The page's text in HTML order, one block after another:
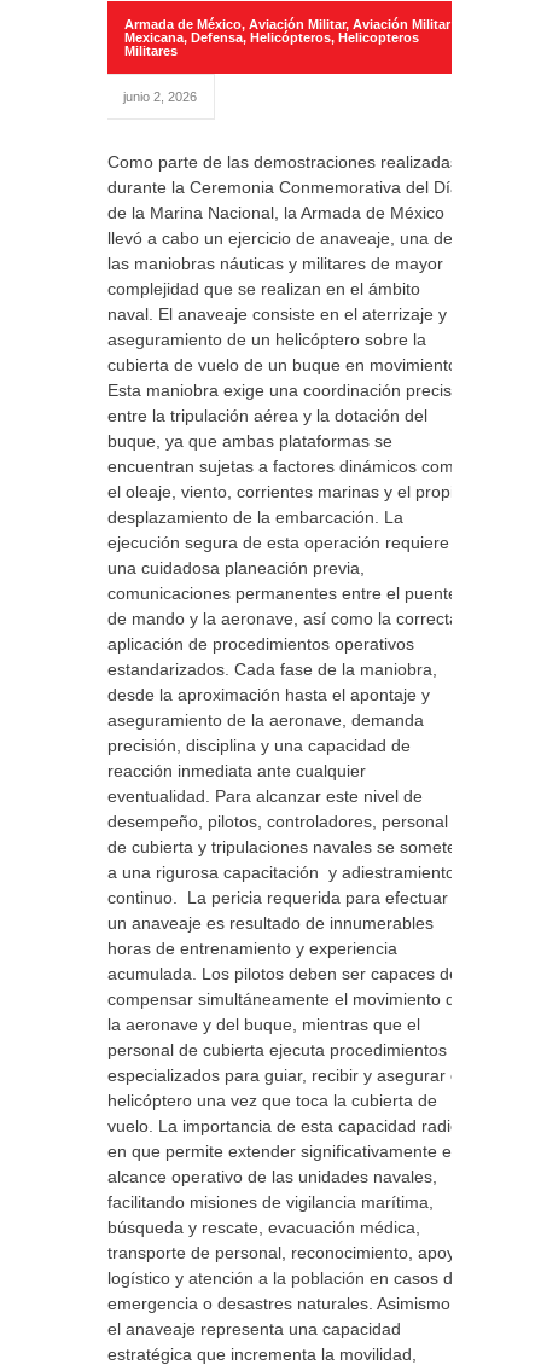
Armada de México, Aviación Militar, Aviación Militar
Mexicana, Defensa, Helicópteros, Helicopteros
Militares
junio 2, 2026
Como parte de las demostraciones realizadas
durante la Ceremonia Conmemorativa del Día
de la Marina Nacional, la Armada de México
llevó a cabo un ejercicio de anaveaje, una de
las maniobras náuticas y militares de mayor
complejidad que se realizan en el ámbito
naval. El anaveaje consiste en el aterrizaje y
aseguramiento de un helicóptero sobre la
cubierta de vuelo de un buque en movimiento.
Esta maniobra exige una coordinación precisa
entre la tripulación aérea y la dotación del
buque, ya que ambas plataformas se
encuentran sujetas a factores dinámicos como
el oleaje, viento, corrientes marinas y el propio
desplazamiento de la embarcación. La
ejecución segura de esta operación requiere
una cuidadosa planeación previa,
comunicaciones permanentes entre el puente
de mando y la aeronave, así como la correcta
aplicación de procedimientos operativos
estandarizados. Cada fase de la maniobra,
desde la aproximación hasta el apontaje y
aseguramiento de la aeronave, demanda
precisión, disciplina y una capacidad de
reacción inmediata ante cualquier
eventualidad. Para alcanzar este nivel de
desempeño, pilotos, controladores, personal
de cubierta y tripulaciones navales se someten
a una rigurosa capacitación y adiestramiento
continuo. La pericia requerida para efectuar
un anaveaje es resultado de innumerables
horas de entrenamiento y experiencia
acumulada. Los pilotos deben ser capaces de
compensar simultáneamente el movimiento de
la aeronave y del buque, mientras que el
personal de cubierta ejecuta procedimientos
especializados para guiar, recibir y asegurar el
helicóptero una vez que toca la cubierta de
vuelo. La importancia de esta capacidad radica
en que permite extender significativamente el
alcance operativo de las unidades navales,
facilitando misiones de vigilancia marítima,
búsqueda y rescate, evacuación médica,
transporte de personal, reconocimiento, apoyo
logístico y atención a la población en casos de
emergencia o desastres naturales. Asimismo,
el anaveaje representa una capacidad
estratégica que incrementa la movilidad,